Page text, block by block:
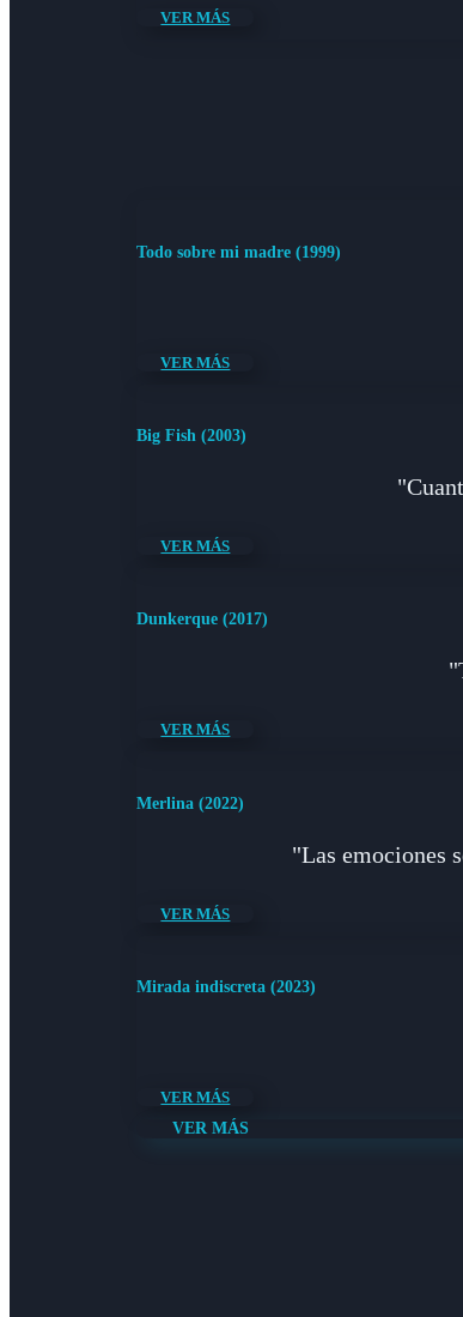
VER MÁS
Todo sobre mi madre (1999)
VER MÁS
Big Fish (2003)
VER MÁS
Dunkerque (2017)
VER MÁS
Merlina (2022)
"Las emociones
VER MÁS
Mirada indiscreta (2023)
VER MÁS
VER MÁS